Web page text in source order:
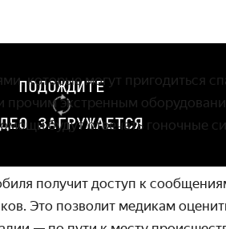
ПОДОЖДИТЕ
ЗАГРУЖАЕТСЯ
которые могут пригодиться
экстренным
будут отвечать гоночные
получит доступ к
Это позволит медикам